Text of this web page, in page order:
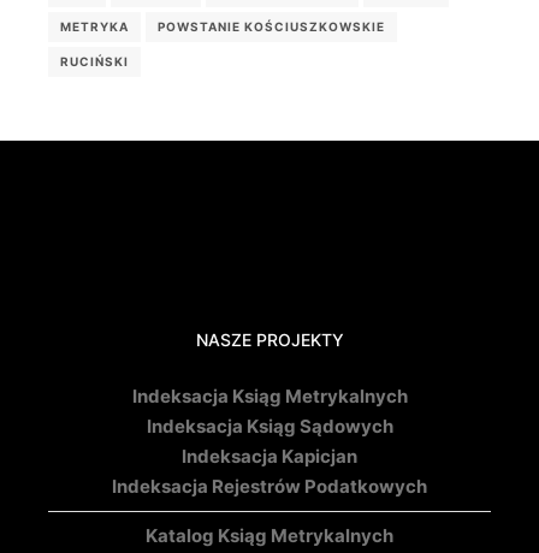
METRYKA POWSTANIE KOŚCIUSZKOWSKIE
RUCIŃSKI
NASZE PROJEKTY
Indeksacja Ksiąg Metrykalnych
Indeksacja Ksiąg Sądowych
Indeksacja Kapicjan
Indeksacja Rejestrów Podatkowych
Katalog Ksiąg Metrykalnych